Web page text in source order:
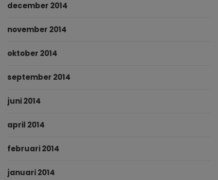
december 2014
november 2014
oktober 2014
september 2014
juni 2014
april 2014
februari 2014
januari 2014